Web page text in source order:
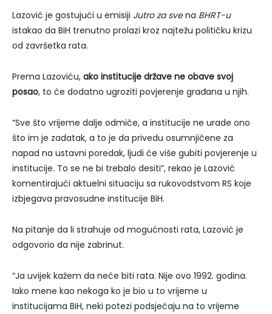
Lazović je gostujući u emisiji Jutro za svena BHRT-u
istakao da BiH trenutno prolazi kroz najtežu političku krizu
od završetka rata.
Prema Lazoviću, ako institucije države ne obave svoj
posao, to će dodatno ugroziti povjerenje građana u njih.
“Sve što vrijeme dalje odmiče, a institucije ne urade ono
što im je zadatak, a to je da privedu osumnjičene za
napad na ustavni poredak, ljudi će više gubiti povjerenje u
institucije. To se ne bi trebalo desiti”, rekao je Lazović
komentirajući aktuelni situaciju sa rukovodstvom RS koje
izbjegava pravosudne institucije BiH.
Na pitanje da li strahuje od mogućnosti rata, Lazović je
odgovorio da nije zabrinut.
“Ja uvijek kažem da neće biti rata. Nije ovo 1992. godina.
Iako mene kao nekoga ko je bio u to vrijeme u
institucijama BiH, neki potezi podsjećaju na to vrijeme